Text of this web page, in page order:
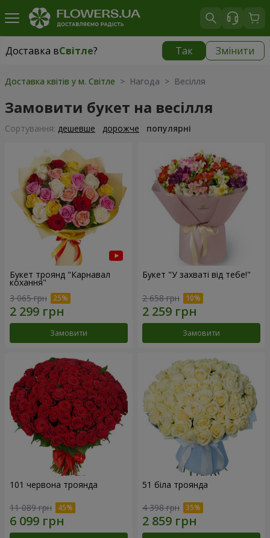
Доставка вСвітле? Так Змінити
Доставка вСвітле|
Доставка квітів у м. Світле > Нагода > Весілля
Замовити букет на весілля
Сортування: дешевше дорожче популярні
Букет троянд "Карнавал
кохання"
3 065 грн
Замовити
Букет "У захваті від тебе!"
2 658 грн
Замовити
101 червона троянда
11 089 грн
51 біла троянда
4 398 грн